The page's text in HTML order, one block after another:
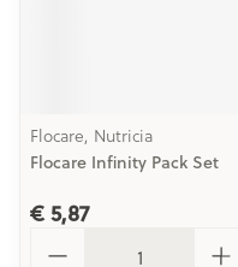
Flocare, Nutricia
Flocare Infinity Pack Set
€ 5,87